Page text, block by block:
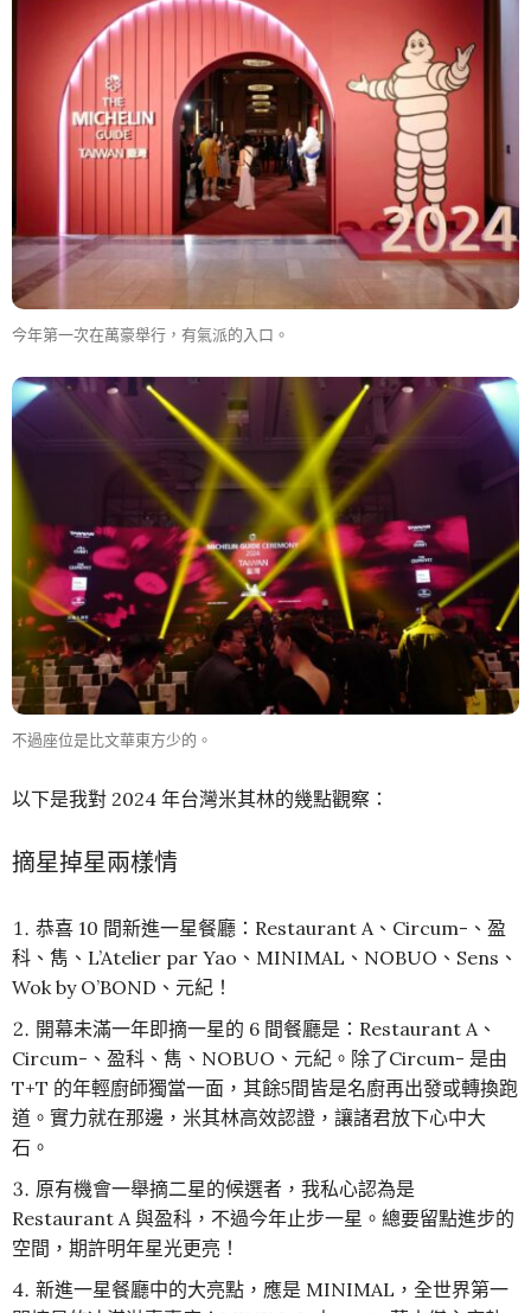
今年第一次在萬豪舉行，有氣派的入口。
不過座位是比文華東方少的。
以下是我對 2024 年台灣米其林的幾點觀察：
摘星掉星兩樣情
恭喜 10 間新進一星餐廳：Restaurant A、Circum-、盈
科、雋、L’Atelier par Yao、MINIMAL、NOBUO、Sens、
Wok by O’BOND、元紀！
開幕未滿一年即摘一星的 6 間餐廳是：Restaurant A、
Circum-、盈科、雋、NOBUO、元紀。除了Circum- 是由
T+T 的年輕廚師獨當一面，其餘5間皆是名廚再出發或轉換跑
道。實力就在那邊，米其林高效認證，讓諸君放下心中大
石。
原有機會一舉摘二星的候選者，我私心認為是
Restaurant A 與盈科，不過今年止步一星。總要留點進步的
空間，期許明年星光更亮！
新進一星餐廳中的大亮點，應是 MINIMAL，全世界第一